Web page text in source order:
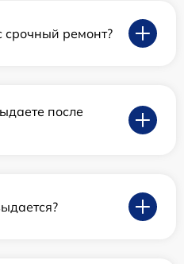
срочный ремонт?
после